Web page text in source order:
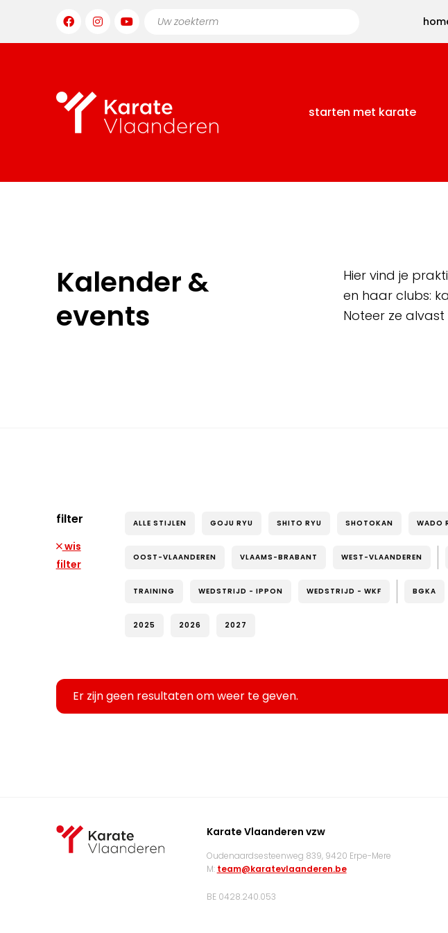
starten met karate
Kalender &
events
Hier vind je
en haar clubs:
Noteer ze
filter
wis
filter
ALLE STIJLEN GOJU RYU SHITO RYU SHOTOKAN WADO
OOST-VLAANDEREN VLAAMS-BRABANT WEST-VLAANDEREN
TRAINING WEDSTRIJD - IPPON WEDSTRIJD - WKF BGKA
2025 2026 2027
Er zijn geen resultaten om weer te geven.
Karate Vlaanderen vzw
Oudenaardsesteenweg 839, 9420 Erpe-Mere
M: team@karatevlaanderen.be
BE 0428.240.053